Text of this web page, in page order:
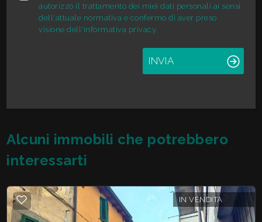
autorizzo il trattamento dei miei dati personali ai sensi
dell'attuale normativa e confermo di aver preso
visione dell'informativa privacy.
INVIA
Alcuni immobili che potrebbero
interessarti
IN VENDITA